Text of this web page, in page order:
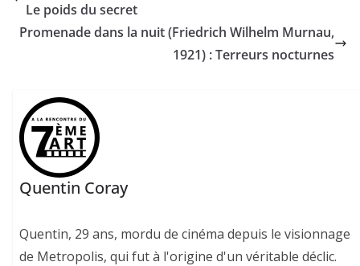
Le poids du secret
Promenade dans la nuit (Friedrich Wilhelm Murnau,
1921) : Terreurs nocturnes
Quentin Coray
Quentin, 29 ans, mordu de cinéma depuis le visionnage
de Metropolis, qui fut à l'origine d'un véritable déclic.